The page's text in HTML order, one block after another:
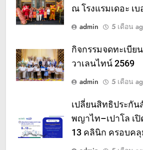
ณ โรงแรมเดอะ เ
admin
5 เดือน
กิจกรรมจดทะเบีย
วาเลนไทน์ 2569
admin
5 เดือน
เปลี่ยนสิทธิประกัน
พญาไท–เปาโล เปิ
13 คลินิก ครอบค